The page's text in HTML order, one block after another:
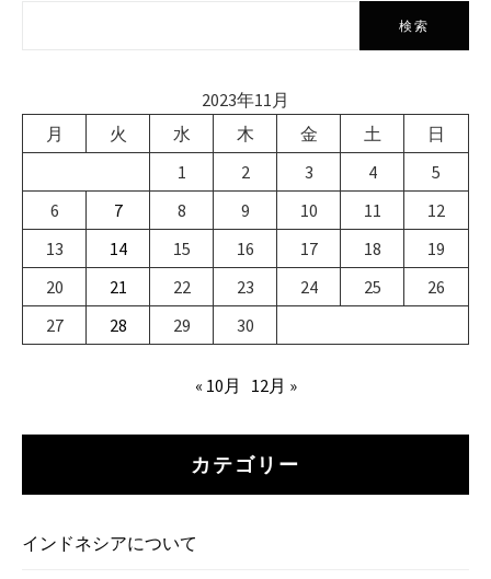
検索
2023年11月
月
火 水 木 金 土
日
1
2 3 4
5
6
7 8 9 10 11
12
13
14 15 16 17 18
19
20
21 22 23 24 25
26
27
28 29 30
« 10月 12月 »
カテゴリー
インドネシアについて